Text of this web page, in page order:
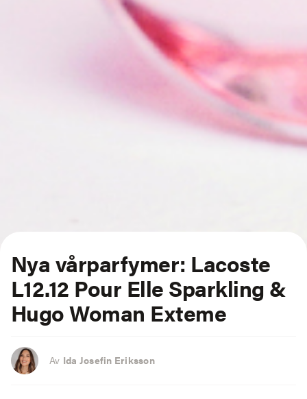
Nya vårparfymer: Lacoste
L12.12 Pour Elle Sparkling &
Hugo Woman Exteme
Av Ida Josefin Eriksson